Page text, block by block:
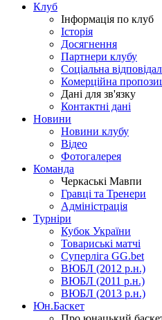
Клуб
Інформація по клуб
Історія
Досягнення
Партнери клубу
Соціальна
Комерційна
Дані для зв'язку
Контактні дані
Новини
Новини клубу
Відео
Фотогалерея
Команда
Черкаські Мавпи
Гравці та Тренери
Адміністрація
Турніри
Кубок України
Товариські матчі
Суперліга GG.bet
ВЮБЛ (2012 р.н.)
ВЮБЛ (2011 р.н.)
ВЮБЛ (2013 р.н.)
Юн.Баскет